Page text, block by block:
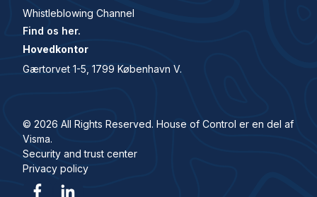
Whistleblowing Channel
Find os her.
Hovedkontor
Gærtorvet 1-5, 1799 København V.
© 2026 All Rights Reserved. House of Control er en del af
Visma.
Security and trust center
Privacy policy